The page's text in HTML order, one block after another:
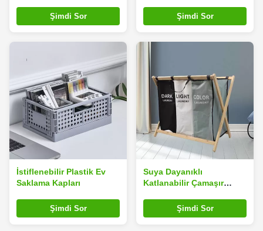
DayanıklıŞimdi Sor
Ağırlık 2.05kg Yerden
Tasarruf
Şimdi Sor
İstiflenebilir Plastik Ev
Saklama Kapları
Şimdi Sor
Suya Dayanıklı
Katlanabilir Çamaşır
Şimdi Sor